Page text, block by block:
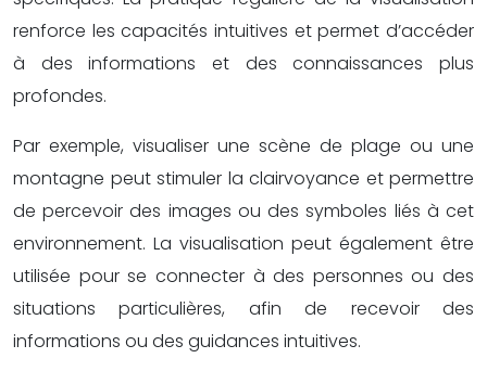
renforce les capacités intuitives et permet d’accéder
à des informations et des connaissances plus
profondes.
Par exemple, visualiser une scène de plage ou une
montagne peut stimuler la clairvoyance et permettre
de percevoir des images ou des symboles liés à cet
environnement. La visualisation peut également être
utilisée pour se connecter à des personnes ou des
situations particulières, afin de recevoir des
informations ou des guidances intuitives.